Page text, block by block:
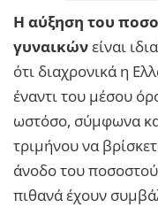
Η αύξηση του
γυναικώνείναι
ότι διαχρονικά η
έναντι του μέσου
ωστόσο, σύμφωνα
τριμήνου να
άνοδο του
πιθανά έχουν